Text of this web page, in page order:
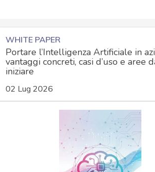
WHITE PAPER
Portare l’Intelligenza Artificiale in
vantaggi concreti, casi d’uso e aree
iniziare
02 Lug 2026